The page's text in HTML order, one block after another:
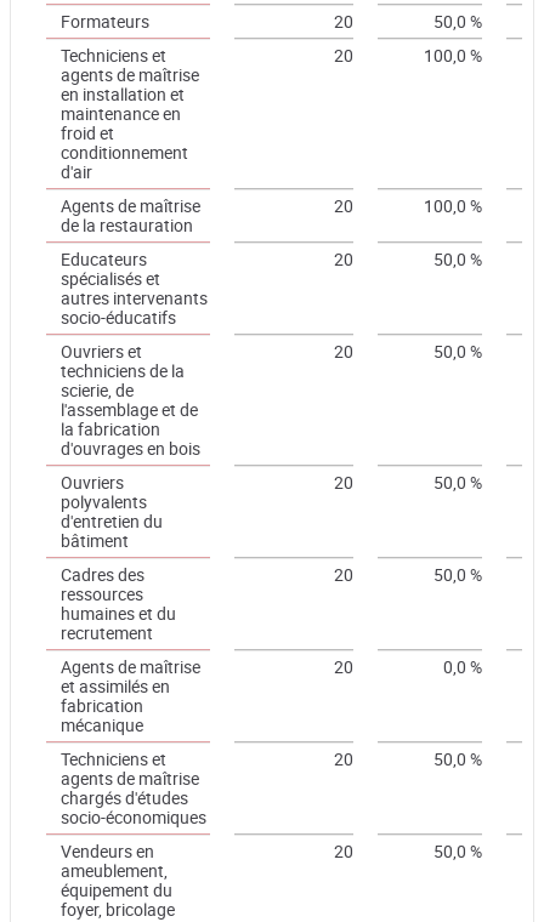
Formateurs 20
50,0 %
Techniciens et
agents de maîtrise
en installation et
maintenance en
froid et
conditionnement
d'air
20 100,0 %
Agents de maîtrise
de la restauration
20 100,0 %
Educateurs
spécialisés et
autres intervenants
socio-éducatifs
20 50,0 %
Ouvriers et
techniciens de la
scierie, de
l'assemblage et de
la fabrication
d'ouvrages en bois
20 50,0 %
Ouvriers
polyvalents
d'entretien du
bâtiment
20 50,0 %
Cadres des
ressources
humaines et du
recrutement
20 50,0 %
Agents de maîtrise
et assimilés en
fabrication
mécanique
20 0,0 %
Techniciens et
agents de maîtrise
chargés d'études
socio-économiques
20 50,0 %
Vendeurs en
ameublement,
équipement du
foyer, bricolage
20 50,0 %